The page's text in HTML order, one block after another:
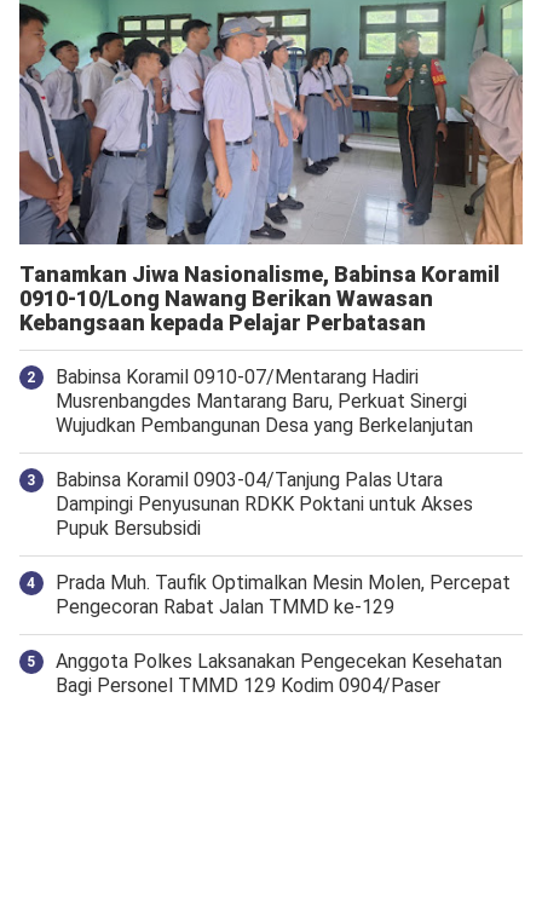
Tanamkan Jiwa Nasionalisme, Babinsa Koramil
0910-10/Long Nawang Berikan Wawasan
Kebangsaan kepada Pelajar Perbatasan
Babinsa Koramil 0910-07/Mentarang Hadiri
Musrenbangdes Mantarang Baru, Perkuat Sinergi
Wujudkan Pembangunan Desa yang Berkelanjutan
‎Babinsa Koramil 0903-04/Tanjung Palas Utara
Dampingi Penyusunan RDKK Poktani untuk Akses
Pupuk Bersubsidi
Prada Muh. Taufik Optimalkan Mesin Molen, Percepat
Pengecoran Rabat Jalan TMMD ke-129
Anggota Polkes Laksanakan Pengecekan Kesehatan
Bagi Personel TMMD 129 Kodim 0904/Paser